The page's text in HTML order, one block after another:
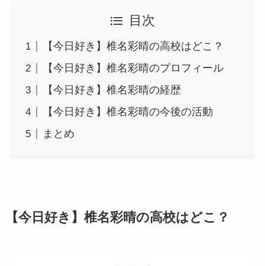
目次
【今日好き】椎名彩晴の高校はどこ？
【今日好き】椎名彩晴のプロフィール
【今日好き】椎名彩晴の経歴
【今日好き】椎名彩晴の今後の活動
まとめ
【今日好き】椎名彩晴の高校はどこ？